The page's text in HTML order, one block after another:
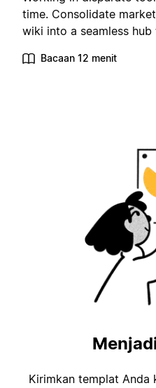
time. Consolidate
wiki into a seamless
Bacaan 12 menit
Kirimkan templat